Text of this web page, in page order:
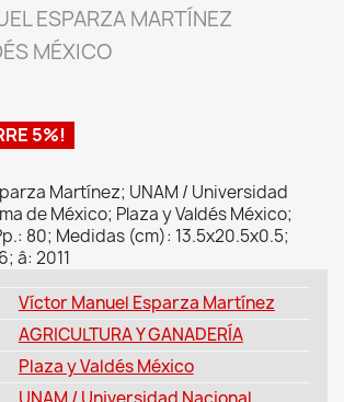
ESPARZA MARTÍNEZ
MÉXICO
5%!
Martínez; UNAM / Universidad
de México; Plaza y Valdés México;
80; Medidas (cm): 13.5x20.5x0.5;
â: 2011
Víctor Manuel Esparza Martínez
AGRICULTURA Y GANADERÍA
Plaza y Valdés México